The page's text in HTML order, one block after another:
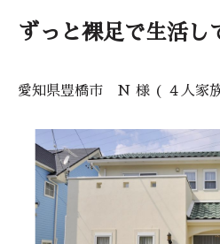
ずっと裸足で生活し
愛知県豊橋市 N 様 ( ４人家